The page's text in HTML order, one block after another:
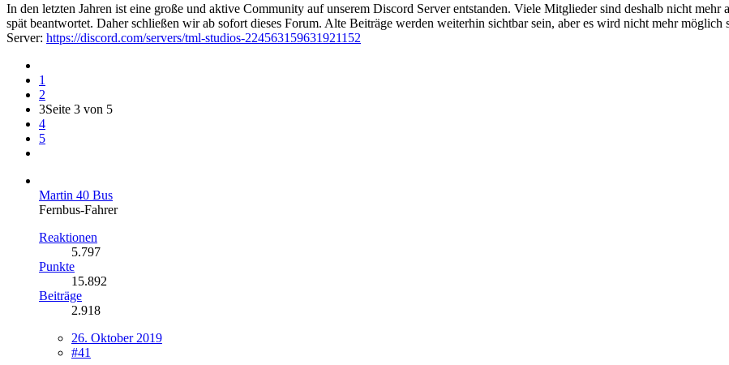
In den letzten Jahren ist eine große und aktive Community auf unserem Discord Server entstanden. Viele Mitglieder sind deshalb nicht
spät beantwortet. Daher schließen wir ab sofort dieses Forum. Alte Beiträge werden weiterhin sichtbar sein, aber es wird nicht mehr
Server: https://discord.com/servers/tml-studios-224563159631921152
1
2
3Seite 3 von 5
4
5
Martin 40 Bus
Fernbus-Fahrer
Reaktionen
5.797
Punkte
15.892
Beiträge
2.918
26. Oktober 2019
#41